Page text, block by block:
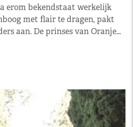
erom bekendstaat werkelijk
met flair te dragen, pakt
aan. De prinses van Oranje…